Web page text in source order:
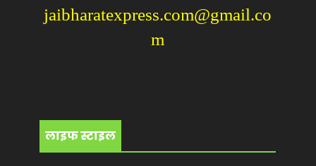
jaibharatexpress.com@gmail.co
m
लाइफ स्टाइल